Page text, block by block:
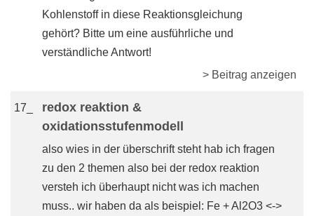
Kohlenstoff in diese Reaktionsgleichung
gehört? Bitte um eine ausführliche und
verständliche Antwort!
> Beitrag anzeigen
17_
redox reaktion &
oxidationsstufenmodell
also wies in der überschrift steht hab ich fragen
zu den 2 themen also bei der redox reaktion
versteh ich überhaupt nicht was ich machen
muss.. wir haben da als beispiel: Fe + Al2O3 <->